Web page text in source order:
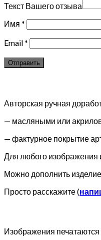
Текст Вашего отзыва
Имя *
Email*
Авторская ручная
— масляными или
— фактурное покрытие
Для любого изображения
Можно дополнить
Просто расскажите (
Изображения